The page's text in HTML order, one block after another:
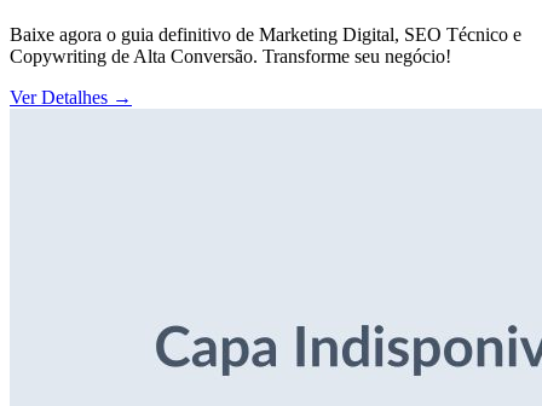
Baixe agora o guia definitivo de Marketing Digital, SEO Técnico e
Copywriting de Alta Conversão. Transforme seu negócio!
Ver Detalhes →